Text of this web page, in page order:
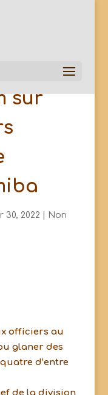
sur
30, 2022
Non
officiers au
glaner des
d’entre
de la division